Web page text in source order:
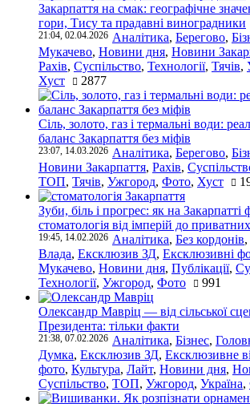
Закарпаття на смак: географічне
гори, Тису та прадавні виноградники
21:04, 02.04.2026 Аналітика, Берегово,
Мукачево, Новини дня, Новини
Рахів, Суспільство, Технології, Тячів,
Хуст
2877
Сіль, золото, газ і термальні води:
баланс Закарпаття без міфів
23:07, 14.03.2026 Аналітика, Берегово,
Новини Закарпаття, Рахів,
ТОП, Тячів, Ужгород, Фото, Хуст
Зуби, біль і прогрес: як на Закарпатті
стоматологія від імперій до
19:45, 14.02.2026 Аналітика, Без кордонів,
Влада, Ексклюзив ЗД, Ексклюзивні
Мукачево, Новини дня, Публікації,
Технології, Ужгород, Фото 991
Олександр Мавріц — від сільської
Президента: тільки факти
21:38, 07.02.2026 Аналітика, Бізнес,
Думка, Ексклюзив ЗД, Ексклюзивне
фото, Культура, Лайт, Новини дня,
Суспільство, ТОП, Ужгород, Україна,